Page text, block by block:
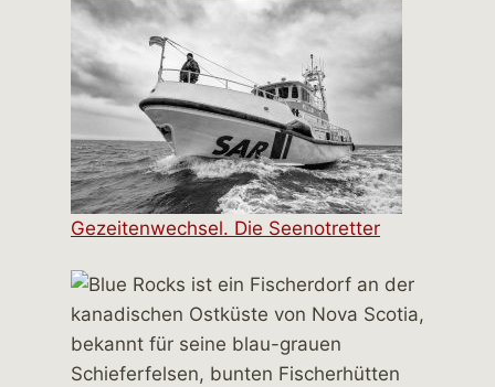
Gezeitenwechsel. Die Seenotretter